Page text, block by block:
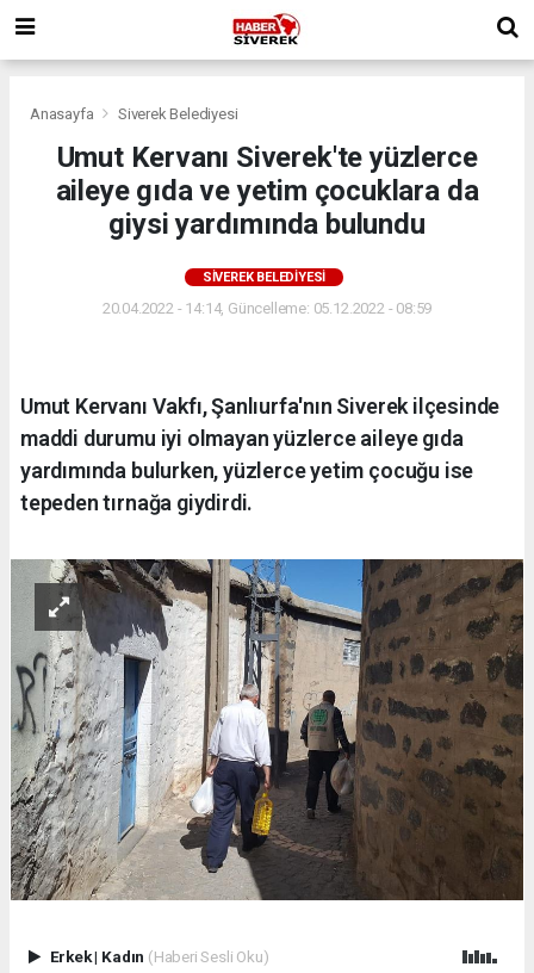
Anasayfa Siverek Belediyesi
Umut Kervanı Siverek'te yüzlerce
aileye gıda ve yetim çocuklara da
giysi yardımında bulundu
SIVEREK BELEDIYESI
20.04.2022 - 14:14, Güncelleme: 05.12.2022 - 08:59
Umut Kervanı Vakfı, Şanlıurfa'nın Siverek ilçesinde
maddi durumu iyi olmayan yüzlerce aileye gıda
yardımında bulurken, yüzlerce yetim çocuğu ise
tepeden tırnağa giydirdi.
Erkek| Kadın (Haberi Sesli Oku)